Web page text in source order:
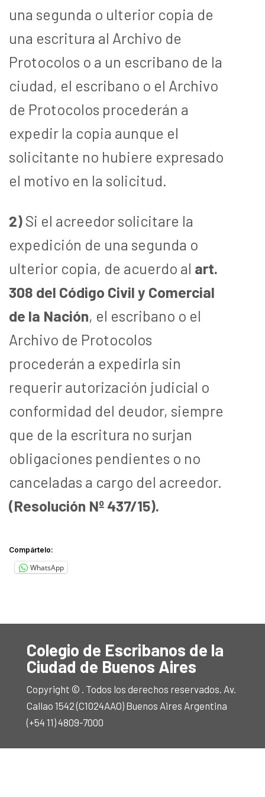
una segunda o ulterior copia de
una escritura al Archivo de
Protocolos o a un escribano de la
ciudad, el escribano o el Archivo
de Protocolos procederán a
expedir la copia aunque el
solicitante no hubiere expresado
el motivo en la solicitud.
2) Si el acreedor solicitare la
expedición de una segunda o
ulterior copia, de acuerdo al art.
308 del Código Civil y Comercial
de la Nación, el escribano o el
Archivo de Protocolos
procederán a expedirla sin
requerir autorización judicial o
conformidad del deudor, siempre
que de la escritura no surjan
obligaciones pendientes o no
canceladas a cargo del acreedor.
(Resolución Nº 437/15).
Compártelo:
WhatsApp
Colegio de Escribanos de la
Ciudad de Buenos Aires
Copyright © . Todos los derechos reservados. Av.
Callao 1542 (C1024AAO) Buenos Aires Argentina
(+54 11) 4809-7000